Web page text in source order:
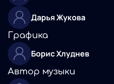
Дарья Жукова
Графика
Борис Хлуднев
Автор музыки